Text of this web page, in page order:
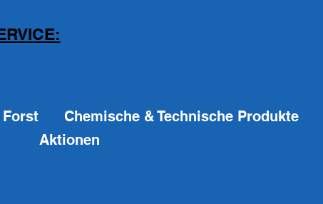
Forst
Chemische & Technische Produkte
Aktionen